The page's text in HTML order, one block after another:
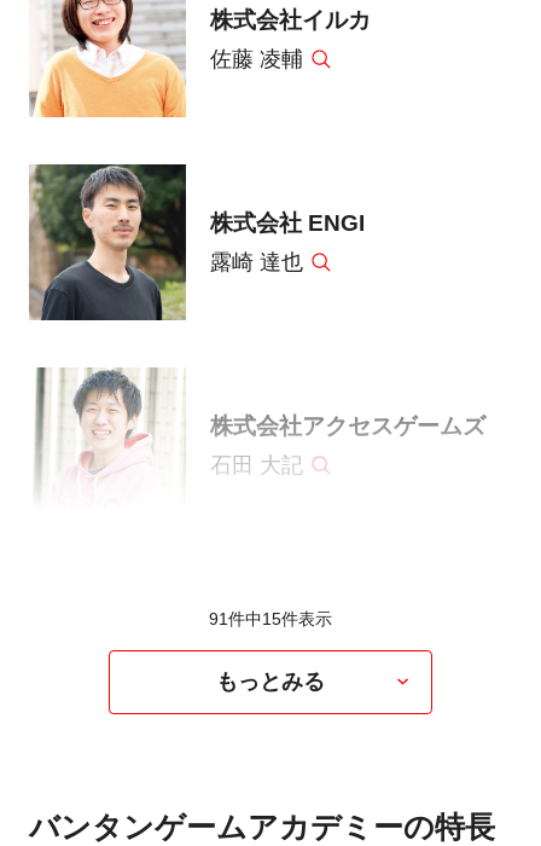
株式会社イルカ
佐藤 凌輔
株式会社 ENGI
露崎 達也
株式会社アクセスゲームズ
石田 大記
91件中15件表示
もっとみる
バンタンゲームアカデミーの特長